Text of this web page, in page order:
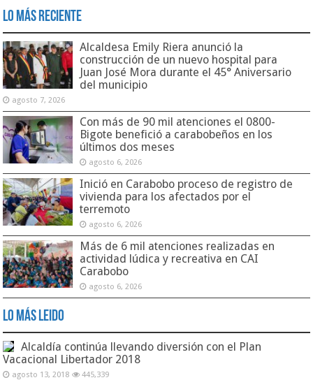
Lo Más Reciente
Alcaldesa Emily Riera anunció la
construcción de un nuevo hospital para
Juan José Mora durante el 45° Aniversario
del municipio
agosto 7, 2026
Con más de 90 mil atenciones el 0800-
Bigote benefició a carabobeños en los
últimos dos meses
agosto 6, 2026
Inició en Carabobo proceso de registro de
vivienda para los afectados por el
terremoto
agosto 6, 2026
Más de 6 mil atenciones realizadas en
actividad lúdica y recreativa en CAI
Carabobo
agosto 6, 2026
Lo Más Leido
Alcaldía continúa llevando diversión con el Plan
Vacacional Libertador 2018
agosto 13, 2018 445,339